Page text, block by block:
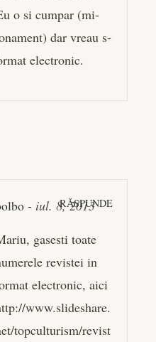
o si cumpar (mi-
dar vreau s-
electronic.
- iul. 8, 2013
RĂSPUNDE
gasesti toate
revistei in
electronic, aici
www.slideshare.
topculturism/revist